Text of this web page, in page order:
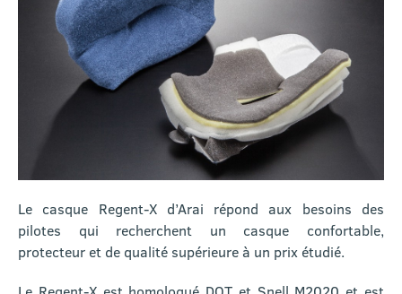
Le casque Regent-X d’Arai répond aux besoins des
pilotes qui recherchent un casque confortable,
protecteur et de qualité supérieure à un prix étudié.